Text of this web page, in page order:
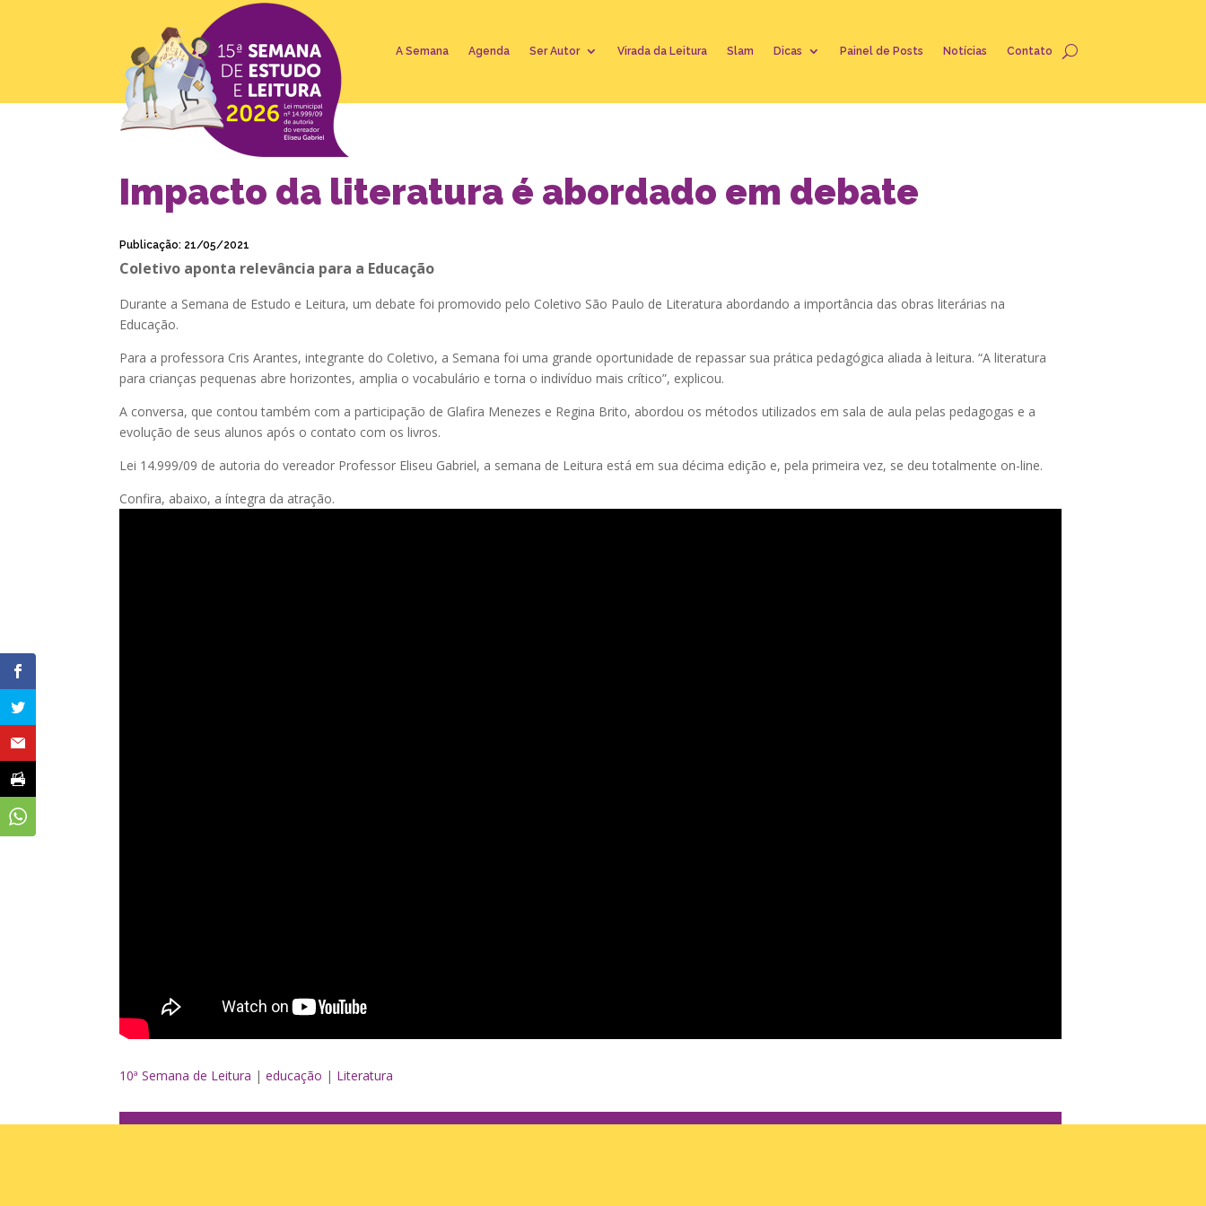
A Semana Agenda Ser Autor Virada da Leitura Slam Dicas Painel de Posts Notícias Contato
Impacto da literatura é abordado em debate
Publicação: 21/05/2021
Coletivo aponta relevância para a Educação
Durante a Semana de Estudo e Leitura, um debate foi promovido pelo Coletivo São Paulo de Literatura abordando a importância das obras literárias na
Educação.
Para a professora Cris Arantes, integrante do Coletivo, a Semana foi uma grande oportunidade de repassar sua prática pedagógica aliada à leitura. “A literatura
para crianças pequenas abre horizontes, amplia o vocabulário e torna o indivíduo mais crítico”, explicou.
A conversa, que contou também com a participação de Glafira Menezes e Regina Brito, abordou os métodos utilizados em sala de aula pelas pedagogas e a
evolução de seus alunos após o contato com os livros.
Lei 14.999/09 de autoria do vereador Professor Eliseu Gabriel, a semana de Leitura está em sua décima edição e, pela primeira vez, se deu totalmente on-line.
Confira, abaixo, a íntegra da atração.
10ª Semana de Leitura |educação | Literatura